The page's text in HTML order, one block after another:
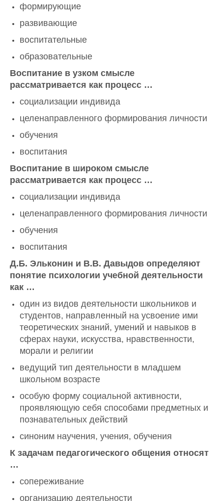
формирующие
развивающие
воспитательные
образовательные
Воспитание в узком смысле
рассматривается как процесс …
социализации индивида
целенаправленного формирования личности
обучения
воспитания
Воспитание в широком смысле
рассматривается как процесс …
социализации индивида
целенаправленного формирования личности
обучения
воспитания
Д.Б. Эльконин и В.В. Давыдов определяют
понятие психологии учебной деятельности
как …
один из видов деятельности школьников и
студентов, направленный на усвоение ими
теоретических знаний, умений и навыков в
сферах науки, искусства, нравственности,
морали и религии
ведущий тип деятельности в младшем
школьном возрасте
особую форму социальной активности,
проявляющую себя способами предметных и
познавательных действий
синоним научения, учения, обучения
К задачам педагогического общения относят
…
сопереживание
организацию деятельности